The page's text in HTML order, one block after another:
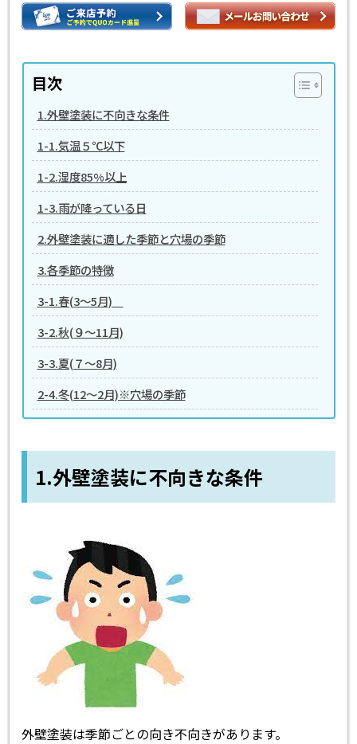
目次
1.外壁塗装に不向きな条件
1-1.気温５℃以下
1-2.湿度85%以上
1-3.雨が降っている日
2.外壁塗装に適した季節と穴場の季節
3.各季節の特徴
3-1.春(3～5月)
3-2.秋(９～11月)
3-3.夏(７～8月)
2-4.冬(12～2月)※穴場の季節
1.外壁塗装に不向きな条件
外壁塗装は季節ごとの向き不向きがあります。